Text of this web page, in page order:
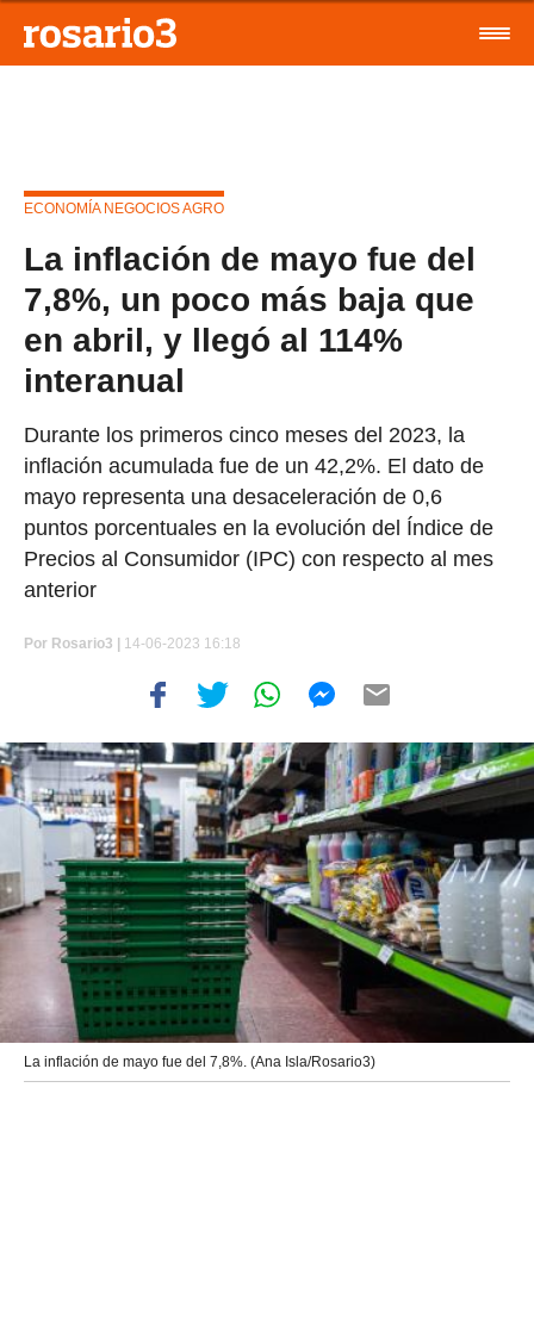
ECONOMÍA NEGOCIOS AGRO
La inflación de mayo fue del
7,8%, un poco más baja que
en abril, y llegó al 114%
interanual
Durante los primeros cinco meses del 2023, la
inflación acumulada fue de un 42,2%. El dato de
mayo representa una desaceleración de 0,6
puntos porcentuales en la evolución del Índice de
Precios al Consumidor (IPC) con respecto al mes
anterior
Por Rosario3 | 14-06-2023 16:18
La inflación de mayo fue del 7,8%. (Ana Isla/Rosario3)